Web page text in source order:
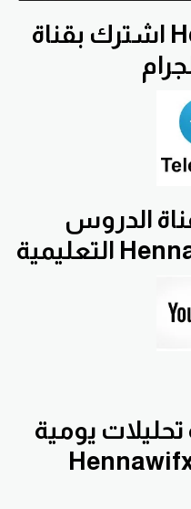
اشترك بقناة HennawiFx العامة
الدروس
تحليلات يومية